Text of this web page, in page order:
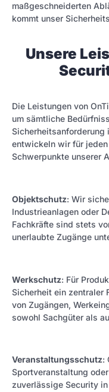
maßgeschneiderten
kommt unser
Unsere
Die Leistungen von
um sämtliche
entwickeln wir für
Schwerpunkte unserer
Objektschutz: Wir
Industrieanlagen oder
Fachkräfte sind stets
unerlaubte Zugänge
Werkschutz: Für
Sicherheit ein zentraler
von Zugängen,
sowohl Sachgüter als
Veranstaltungsschutz:
Sportveranstaltung
zuverlässige Security